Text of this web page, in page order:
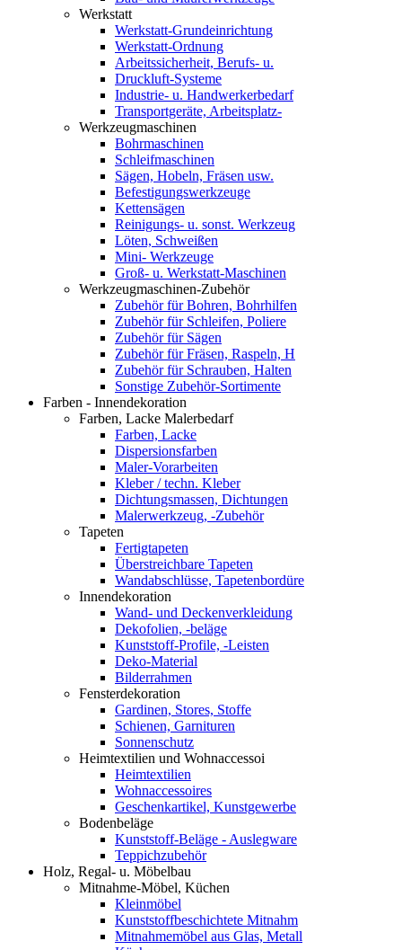
Werkstatt
Werkstatt-Grundeinrichtung
Werkstatt-Ordnung
Arbeitssicherheit, Berufs- u.
Druckluft-Systeme
Industrie- u. Handwerkerbedarf
Transportgeräte, Arbeitsplatz-
Werkzeugmaschinen
Bohrmaschinen
Schleifmaschinen
Sägen, Hobeln, Fräsen usw.
Befestigungswerkzeuge
Kettensägen
Reinigungs- u. sonst. Werkzeug
Löten, Schweißen
Mini- Werkzeuge
Groß- u. Werkstatt-Maschinen
Werkzeugmaschinen-Zubehör
Zubehör für Bohren, Bohrhilfen
Zubehör für Schleifen, Poliere
Zubehör für Sägen
Zubehör für Fräsen, Raspeln, H
Zubehör für Schrauben, Halten
Sonstige Zubehör-Sortimente
Farben - Innendekoration
Farben, Lacke Malerbedarf
Farben, Lacke
Dispersionsfarben
Maler-Vorarbeiten
Kleber / techn. Kleber
Dichtungsmassen, Dichtungen
Malerwerkzeug, -Zubehör
Tapeten
Fertigtapeten
Überstreichbare Tapeten
Wandabschlüsse, Tapetenbordüre
Innendekoration
Wand- und Deckenverkleidung
Dekofolien, -beläge
Kunststoff-Profile, -Leisten
Deko-Material
Bilderrahmen
Fensterdekoration
Gardinen, Stores, Stoffe
Schienen, Garnituren
Sonnenschutz
Heimtextilien und Wohnaccessoi
Heimtextilien
Wohnaccessoires
Geschenkartikel, Kunstgewerbe
Bodenbeläge
Kunststoff-Beläge - Auslegware
Teppichzubehör
Holz, Regal- u. Möbelbau
Mitnahme-Möbel, Küchen
Kleinmöbel
Kunststoffbeschichtete Mitnahm
Mitnahmemöbel aus Glas, Metall